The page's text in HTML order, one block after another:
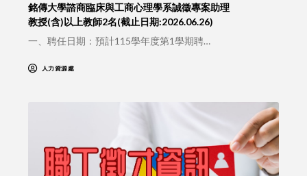
銘傳大學諮商臨床與工商心理學系誠徵專案助理
教授(含)以上教師2名(截止日期:2026.06.26)
一、聘任日期：預計115學年度第1學期聘…
人力資源處